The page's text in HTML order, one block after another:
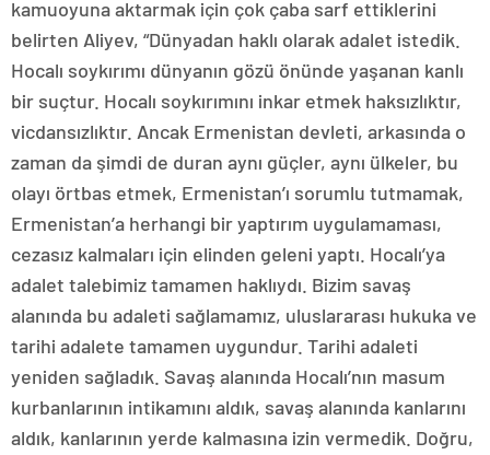
kamuoyuna aktarmak için çok çaba sarf ettiklerini
belirten Aliyev, “Dünyadan haklı olarak adalet istedik.
Hocalı soykırımı dünyanın gözü önünde yaşanan kanlı
bir suçtur. Hocalı soykırımını inkar etmek haksızlıktır,
vicdansızlıktır. Ancak Ermenistan devleti, arkasında o
zaman da şimdi de duran aynı güçler, aynı ülkeler, bu
olayı örtbas etmek, Ermenistan’ı sorumlu tutmamak,
Ermenistan’a herhangi bir yaptırım uygulamaması,
cezasız kalmaları için elinden geleni yaptı. Hocalı’ya
adalet talebimiz tamamen haklıydı. Bizim savaş
alanında bu adaleti sağlamamız, uluslararası hukuka ve
tarihi adalete tamamen uygundur. Tarihi adaleti
yeniden sağladık. Savaş alanında Hocalı’nın masum
kurbanlarının intikamını aldık, savaş alanında kanlarını
aldık, kanlarının yerde kalmasına izin vermedik. Doğru,